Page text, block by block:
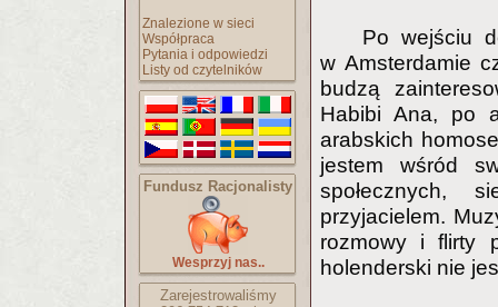
Znalezione w sieci
Współpraca
Pytania i odpowiedzi
Listy od czytelników
Fundusz Racjonalisty
Wesprzyj nas..
Zarejestrowaliśmy
Po wejściu
w Amsterdamie
budzą
Habibi Ana, po
arabskich
jestem wśród
społecznych,
przyjacielem.
rozmowy i flirty
holenderski nie